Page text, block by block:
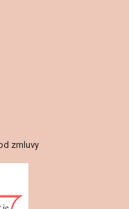
zmluvy